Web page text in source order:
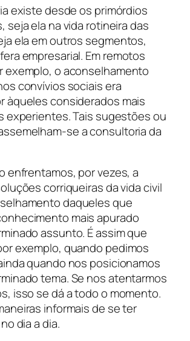
existe desde os primórdios
seja ela na vida rotineira das
ela em outros segmentos,
empresarial. Em remotos
exemplo, o aconselhamento
convívios sociais era
àqueles considerados mais
experientes. Tais sugestões ou
se a consultoria da
enfrentamos, por vezes, a
corriqueiras da vida civil
daqueles que
mais apurado
assunto. É assim que
exemplo, quando pedimos
quando nos posicionamos
tema. Se nos atentarmos
isso se dá a todo o momento.
informais de se ter
dia a dia.